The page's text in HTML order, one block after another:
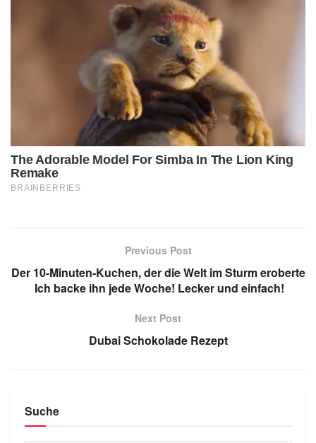
Previous Post
Der 10-Minuten-Kuchen, der die Welt im Sturm eroberte
️ Ich backe ihn jede Woche! Lecker und einfach!
Next Post
Dubai Schokolade Rezept
Suche